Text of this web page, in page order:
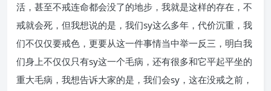
活，甚至不戒连命都会没了的地步，我就是这样的存在，不
戒就会死，但我想说的是，我们sy这么多年，代价沉重，我
们不仅仅要戒色，更要从这一件事情当中举一反三，明白我
们身上不仅仅只有sy这一个毛病，还有很多和它平起平坐的
重大毛病，我想告诉大家的是，我们会sy，这在没戒之前，